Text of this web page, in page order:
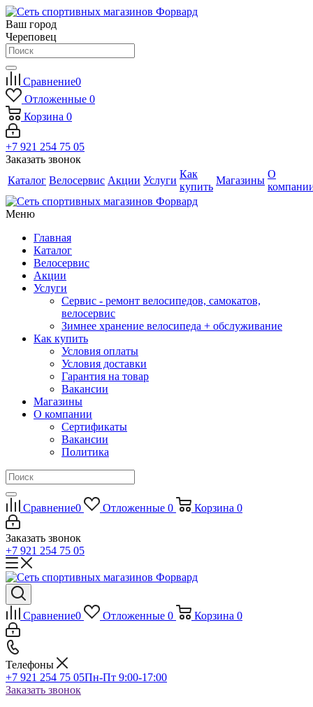
Ваш город
Череповец
Сравнение0
Отложенные 0
Корзина 0
+7 921 254 75 05
Заказать звонок
Каталог Велосервис Акции Услуги
Как
купить
Магазины
О
Меню
Главная
Каталог
Велосервис
Акции
Услуги
Сервис - ремонт велосипедов, самокатов,
велосервис
Зимнее хранение велосипеда + обслуживание
Как купить
Условия оплаты
Условия доставки
Гарантия на товар
Вакансии
Магазины
О компании
Сертификаты
Вакансии
Политика
Сравнение0 Отложенные 0 Корзина 0
Заказать звонок
+7 921 254 75 05
Сравнение0 Отложенные 0 Корзина 0
Телефоны
+7 921 254 75 05Пн-Пт 9:00-17:00
Заказать звонок